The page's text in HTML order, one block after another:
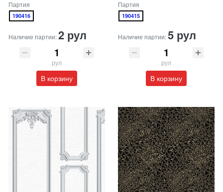
Партия
190416
Наличие партии:2 рул
рул
В корзину
Партия
190415
Наличие партии:5 рул
рул
В корзину